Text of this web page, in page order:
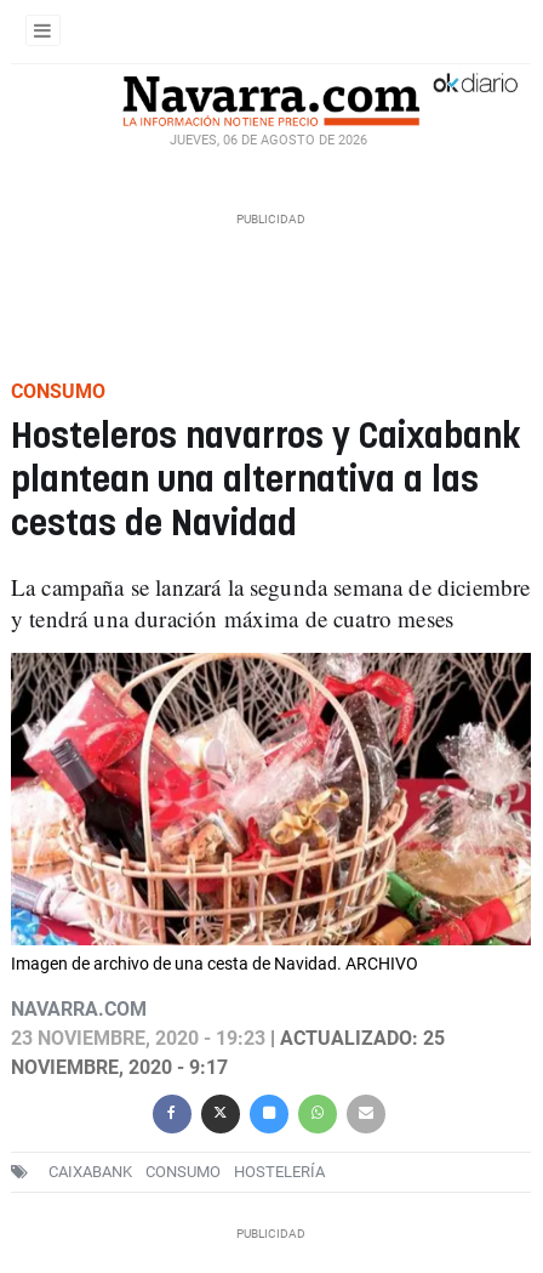
JUEVES, 06 DE AGOSTO DE 2026
CONSUMO
Hosteleros navarros y Caixabank
plantean una alternativa a las
cestas de Navidad
La campaña se lanzará la segunda semana de diciembre
y tendrá una duración máxima de cuatro meses
Imagen de archivo de una cesta de Navidad. ARCHIVO
NAVARRA.COM
23 NOVIEMBRE, 2020 - 19:23 | ACTUALIZADO: 25
NOVIEMBRE, 2020 - 9:17
CAIXABANK CONSUMO HOSTELERÍA